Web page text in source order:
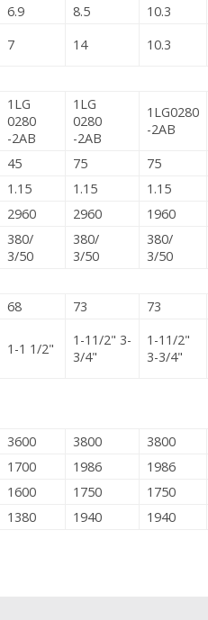
6.9 8.5 10.3
7 14 10.3
1LG
0280
-2AB
1LG
0280
-2AB
1LG0280
-2AB
45 75 75
1.15 1.15 1.15
2960 2960 1960
380/
3/50
380/
3/50
380/
3/50
68 73 73
1-1 1/2"
1-11/2" 3-
3/4"
1-11/2"
3-3/4"
3600 3800 3800
1700 1986 1986
1600 1750 1750
1380 1940 1940